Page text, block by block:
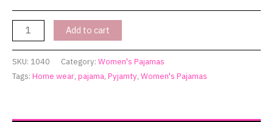
Add to cart
SKU: 1040 Category: Women's Pajamas
Tags: Home wear, pajama, Pyjamty, Women's Pajamas